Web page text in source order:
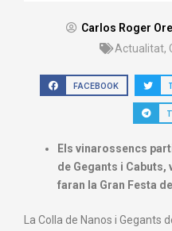
Carlos Roger
Actualitat,
FACEBOOK
Els vinarossencs
de Gegants i Cabuts,
faran la Gran Festa de
La Colla de Nanos i Gegants